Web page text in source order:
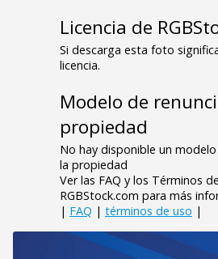
Licencia de
Si descarga esta foto
licencia.
Modelo de
propiedad
No hay disponible un
la propiedad
Ver las FAQ y los Términos
RGBStock.com para más
| FAQ | términos de uso |